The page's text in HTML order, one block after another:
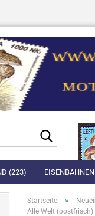
Suche...
(223)
Startseite »
Alle Welt (postfrisch)